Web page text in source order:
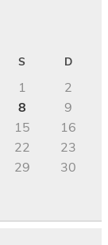
S D
1
2
8
9
15
16
22
23
29
30